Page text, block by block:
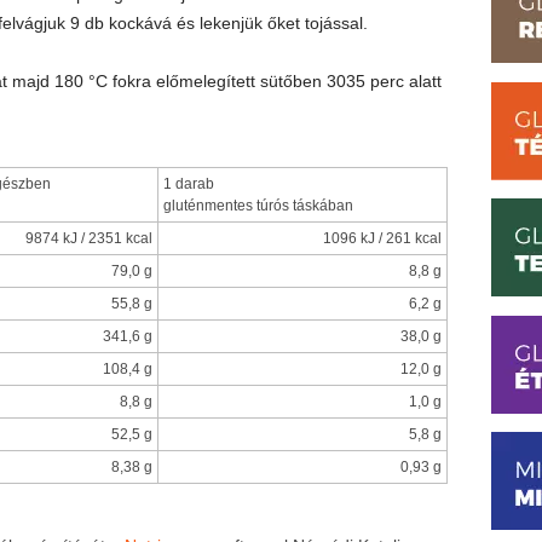
9 db kockává és lekenjük őket tojással.
majd 180 °C fokra előmelegített sütőben 3035 perc alatt
1 darab
gluténmentes túrós táskában
9874 kJ / 2351 kcal
1096 kJ / 261 kcal
79,0 g
8,8 g
55,8 g
6,2 g
341,6 g
38,0 g
108,4 g
12,0 g
8,8 g
1,0 g
52,5 g
5,8 g
8,38 g
0,93 g